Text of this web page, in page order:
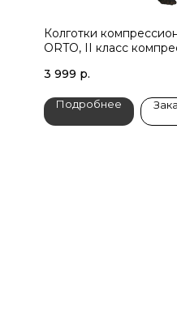
Колготки
ORTO, II класс
3 999 р.
Подробнее